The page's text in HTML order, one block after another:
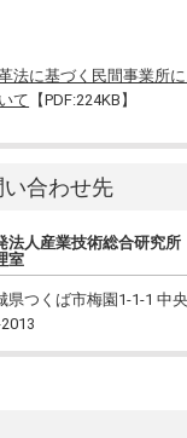
法に基づく民間事業所
て 【PDF:224KB】
合わせ先
法人産業技術総合研究
室
県つくば市梅園1-1-1 中